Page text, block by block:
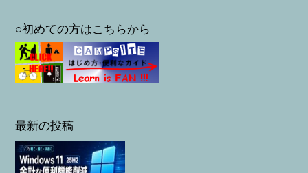
○初めての方はこちらから
最新の投稿